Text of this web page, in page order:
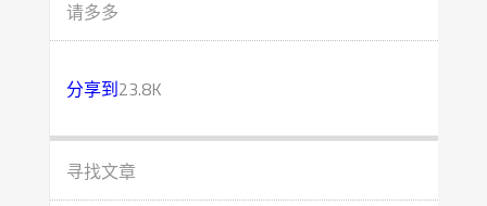
请多多
分享到23.8K
寻找文章